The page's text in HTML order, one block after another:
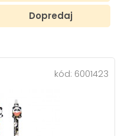
Dopredaj
kód: 6001423